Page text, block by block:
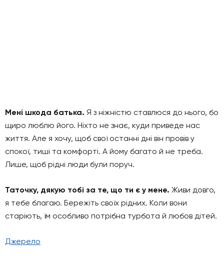
Мені шкода батька. Я з ніжністю ставлюся до нього, бо
щиро люблю його. Ніхто не знає, куди приведе нас
життя. Але я хочу, щоб свої останні дні він провів у
спокої, тиші та комфорті. А йому багато й не треба.
Лише, щоб рідні люди були поруч.
Таточку, дякую тобі за те, що ти є у мене. Живи довго,
я тебе благаю. Бережіть своїх рідних. Коли вони
старіють, їм особливо потрібна турбота й любов дітей.
Джерело